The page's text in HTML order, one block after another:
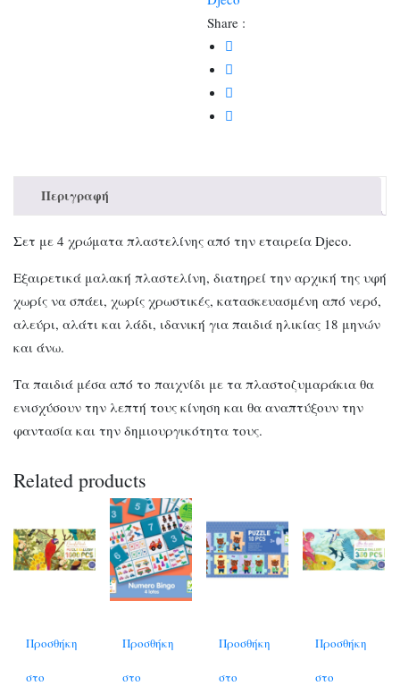
Share :
Περιγραφή
Σετ με 4 χρώματα πλαστελίνης από την εταιρεία Djeco.
Εξαιρετικά μαλακή πλαστελίνη, διατηρεί την αρχική της υφή
χωρίς να σπάει, χωρίς χρωστικές, κατασκευασμένη από νερό,
αλεύρι, αλάτι και λάδι, ιδανική για παιδιά ηλικίας 18 μηνών
και άνω.
Τα παιδιά μέσα από το παιχνίδι με τα πλαστοζυμαράκια θα
ενισχύσουν την λεπτή τους κίνηση και θα αναπτύξουν την
φαντασία και την δημιουργικότητα τους.
Related products
Προσθήκη
στο
Προσθήκη
στο
Προσθήκη
στο
Προσθήκη
στο